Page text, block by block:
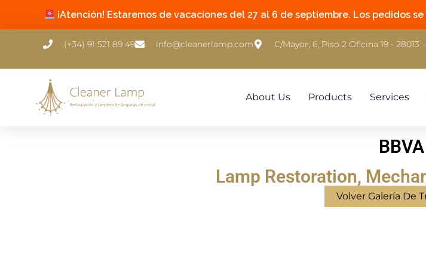
¡Atención! Estaremos de vacaciones del 27 al 6 de septiembre. Los pedidos
(+34) 91 521 89 49 info@cleanerlamp.com C/Mayor, 6, Piso 2 Oficina 19 - 28013
About Us Products Services
BBVA
Lamp Restoration,
Volver Galería De